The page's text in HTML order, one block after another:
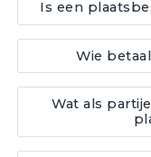
Is een
Wie
Wat als